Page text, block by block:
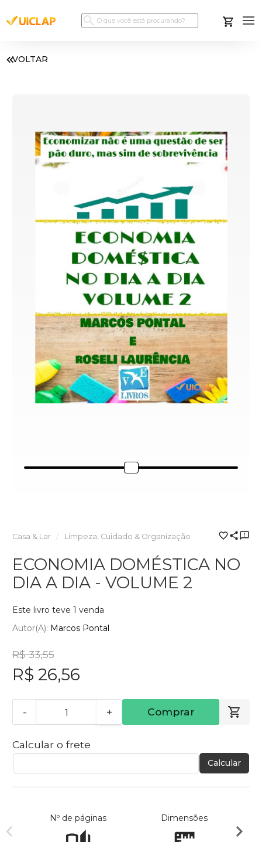
VOLTAR
Casa & Lar Limpeza, Cuidado & Organização
ECONOMIA DOMÉSTICA NO
DIA A DIA - VOLUME 2
Este livro teve 1 venda
Autor(a): Marcos Pontal
R$ 33,55
R$ 26,56
- + Comprar
Calcular o frete
Calcular
Nº de páginas Dimensões